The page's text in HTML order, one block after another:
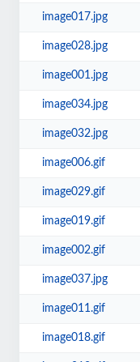
image017.jpg
image028.jpg
image001.jpg
image034.jpg
image032.jpg
image006.gif
image029.gif
image019.gif
image002.gif
image037.jpg
image011.gif
image018.gif